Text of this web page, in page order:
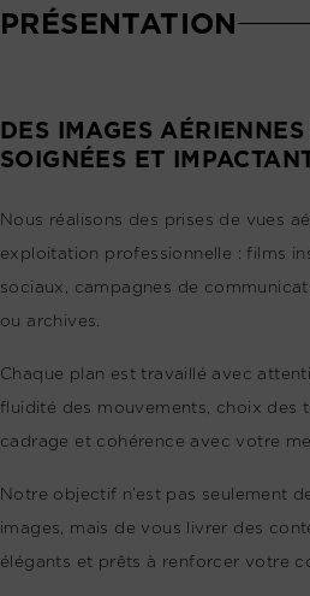
PRÉSENTATION
DES IMAGES
SOIGNÉES ET
Nous réalisons des prises de vues
exploitation professionnelle : films
sociaux, campagnes de
ou archives.
Chaque plan est travaillé avec
fluidité des mouvements, choix des
cadrage et cohérence avec votre
Notre objectif n’est pas seulement
images, mais de vous livrer des
élégants et prêts à renforcer votre